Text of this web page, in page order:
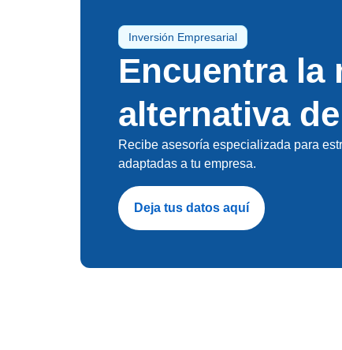
Inversión Empresarial
Encuentra la
alternativa
Recibe asesoría especializada para
adaptadas a tu empresa.
Deja tus datos aquí